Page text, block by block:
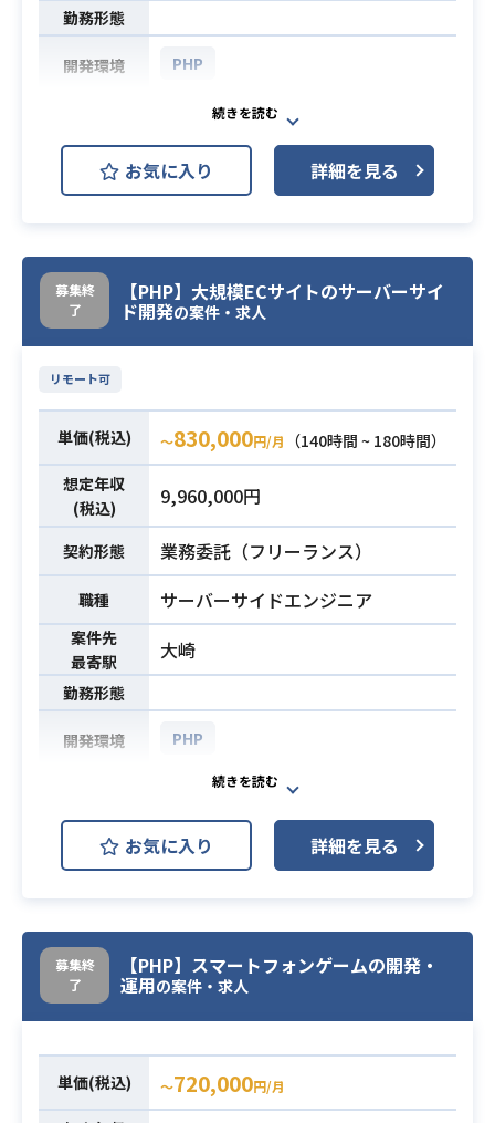
勤務形態
開発環境 PHP
ECサイトの管理画面の改修にサーバ
ーサイドエンジニア（PHP）として
携わって頂きます。
【業務詳細】
・管理画面の使いづらいUIや、集計
の遅い画面の改修
・ソースのリファクタリング
・サービス用DBから分析用DBへの
必須スキル
・LAMP環境で業務経験3年以上
・Git使用経験
・DBチューニング経験
お気に入り 詳細を見る
募集終
了
【PHP】大規模ECサイトのサーバーサイ
ド開発の案件・求人
リモート可
単価(税込) 〜830,000円/月
（140時間 ~ 180時間）
想定年収
(税込)
9,960,000円
契約形態 業務委託（フリーランス）
職種 サーバーサイドエンジニア
案件先
最寄駅
大崎
勤務形態
開発環境 PHP
業務内容
大規模ECサイトの開発にサーバーサ
イドエンジニアとして携わっていた
だきます。
要件定義のフェーズから入っていた
していただく予定でございます。
内製化しているので、ECサイトやカ
スタマーサポート部門、倉庫管理で
使用するシステムなど幅広いシステ
ド様向けの案件であれば商品情報や
販売状況を確認できる管理画面など
お気に入り 詳細を見る
募集終
了
【PHP】スマートフォンゲームの開発・
運用の案件・求人
単価(税込) 〜720,000円/月